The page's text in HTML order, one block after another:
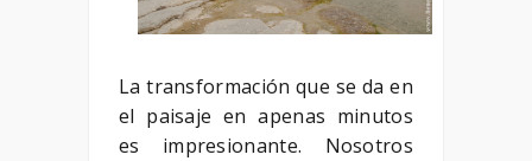
La transformación que se da en
el paisaje en apenas minutos
es impresionante. Nosotros